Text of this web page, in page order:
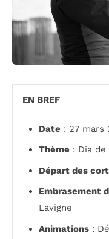
EN BREF
Date : 27 mars
Thème : Dia
Départ des
Embrasement
Lavigne
Animations :